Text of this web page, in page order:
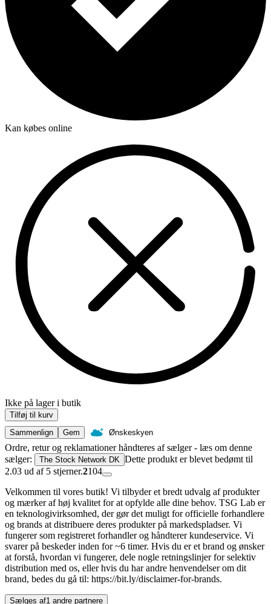
Kan købes online
Ikke på lager i butik
Tilføj til kurv
Sammenlign
Gem Ønskeskyen
Ordre, retur og reklamationer håndteres af sælger - læs om denne
sælger:
The Stock Network DK Dette produkt er blevet bedømt til
2.03 ud af 5 stjerner.2104
Velkommen til vores butik! Vi tilbyder et bredt udvalg af produkter
og mærker af høj kvalitet for at opfylde alle dine behov. TSG Lab er
en teknologivirksomhed, der gør det muligt for officielle forhandlere
og brands at distribuere deres produkter på markedspladser. Vi
fungerer som registreret forhandler og håndterer kundeservice. Vi
svarer på beskeder inden for ~6 timer. Hvis du er et brand og ønsker
at forstå, hvordan vi fungerer, dele nogle retningslinjer for selektiv
distribution med os, eller hvis du har andre henvendelser om dit
brand, bedes du gå til: https://bit.ly/disclaimer-for-brands.
Sælges af1 andre partnere